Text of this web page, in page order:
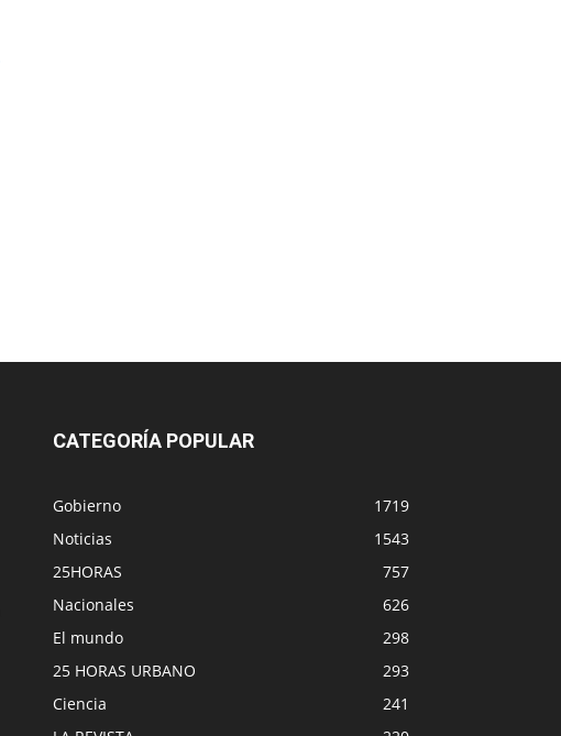
CATEGORÍA POPULAR
Gobierno
1719
Noticias
1543
25HORAS
757
Nacionales
626
El mundo
298
25 HORAS URBANO
293
Ciencia
241